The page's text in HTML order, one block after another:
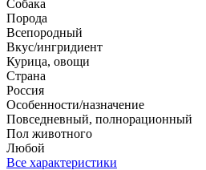
Собака
Порода
Всепородный
Вкус/ингридиент
Курица, овощи
Страна
Россия
Особенности/назначение
Повседневный, полнорационный
Пол животного
Любой
Все характеристики